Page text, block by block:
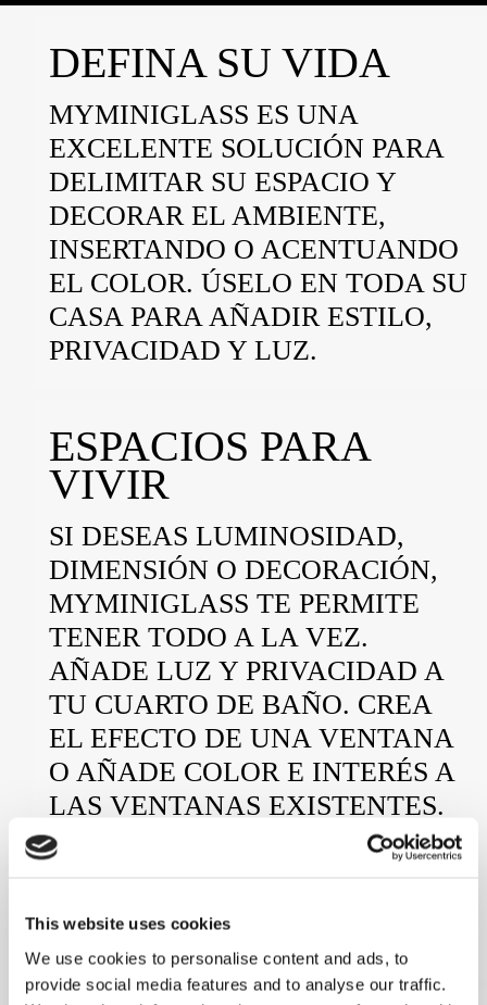
This website uses cookies
We use cookies to personalise content and ads, to
provide social media features and to analyse our traffic.
DEFINA SU VIDA
MYMINIGLASS ES UNA
EXCELENTE SOLUCIÓN PARA
DELIMITAR SU ESPACIO Y
DECORAR EL AMBIENTE,
INSERTANDO O ACENTUANDO
EL COLOR. ÚSELO EN TODA SU
CASA PARA AÑADIR ESTILO,
PRIVACIDAD Y LUZ.
ESPACIOS PARA
VIVIR
SI DESEAS LUMINOSIDAD,
DIMENSIÓN O DECORACIÓN,
MYMINIGLASS TE PERMITE
TENER TODO A LA VEZ.
AÑADE LUZ Y PRIVACIDAD A
TU CUARTO DE BAÑO. CREA
EL EFECTO DE UNA VENTANA
O AÑADE COLOR E INTERÉS A
LAS VENTANAS EXISTENTES.
CAPTA LA LUZ DE LAS
HABITACIONES CONTIGUAS
RINCONES CON POCA LUZ.